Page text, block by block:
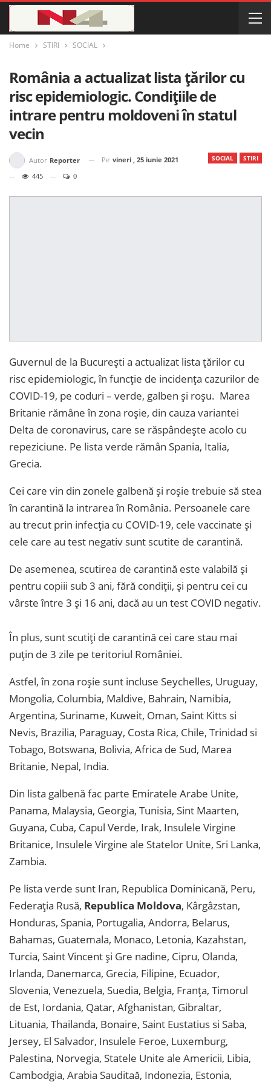
Home STIRI SOCIAL
România a actualizat lista țărilor cu
risc epidemiologic. Condițiile de
intrare pentru moldoveni în statul
vecin
SOCIAL STIRI
Autor Reporter Pe vineri , 25 iunie 2021
445
0
Guvernul de la București a actualizat lista țărilor cu
risc epidemiologic, în funcție de incidența cazurilor de
COVID-19, pe coduri – verde, galben și roșu. Marea
Britanie rămâne în zona roșie, din cauza variantei
Delta de coronavirus, care se răspândește acolo cu
repeziciune. Pe lista verde rămân Spania, Italia,
Grecia.
Cei care vin din zonele galbenă și roșie trebuie să stea
în carantină la intrarea în România. Persoanele care
au trecut prin infecția cu COVID-19, cele vaccinate și
cele care au test negativ sunt scutite de carantină.
De asemenea, scutirea de carantină este valabilă și
pentru copiii sub 3 ani, fără condiții, și pentru cei cu
vârste între 3 și 16 ani, dacă au un test COVID negativ.
În plus, sunt scutiți de carantină cei care stau mai
puțin de 3 zile pe teritoriul României.
Astfel, în zona roșie sunt incluse Seychelles, Uruguay,
Mongolia, Columbia, Maldive, Bahrain, Namibia,
Argentina, Suriname, Kuweit, Oman, Saint Kitts si
Nevis, Brazilia, Paraguay, Costa Rica, Chile, Trinidad si
Tobago, Botswana, Bolivia, Africa de Sud, Marea
Britanie, Nepal, India.
Din lista galbenă fac parte Emiratele Arabe Unite,
Panama, Malaysia, Georgia, Tunisia, Sint Maarten,
Guyana, Cuba, Capul Verde, Irak, Insulele Virgine
Britanice, Insulele Virgine ale Statelor Unite, Sri Lanka,
Zambia.
Pe lista verde sunt Iran, Republica Dominicană, Peru,
Federația Rusă, Republica Moldova, Kârgâzstan,
Honduras, Spania, Portugalia, Andorra, Belarus,
Bahamas, Guatemala, Monaco, Letonia, Kazahstan,
Turcia, Saint Vincent și Gre nadine, Cipru, Olanda,
Irlanda, Danemarca, Grecia, Filipine, Ecuador,
Slovenia, Venezuela, Suedia, Belgia, Franța, Timorul
de Est, Iordania, Qatar, Afghanistan, Gibraltar,
Lituania, Thailanda, Bonaire, Saint Eustatius si Saba,
Jersey, El Salvador, Insulele Feroe, Luxemburg,
Palestina, Norvegia, Statele Unite ale Americii, Libia,
Cambodgia, Arabia Sauditaă, Indonezia, Estonia,